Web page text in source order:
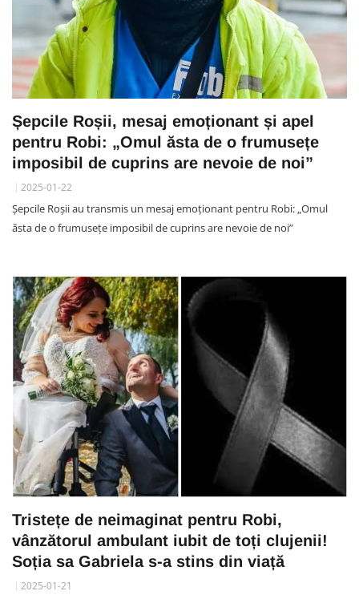
Șepcile Roșii, mesaj emoționant și apel
pentru Robi: „Omul ăsta de o frumusețe
imposibil de cuprins are nevoie de noi”
2025-01-22
Șepcile Roșii au transmis un mesaj emoționant pentru Robi: „Omul
ăsta de o frumusețe imposibil de cuprins are nevoie de noi”
Tristețe de neimaginat pentru Robi,
vânzătorul ambulant iubit de toți clujenii!
Soția sa Gabriela s-a stins din viață
2025-01-21